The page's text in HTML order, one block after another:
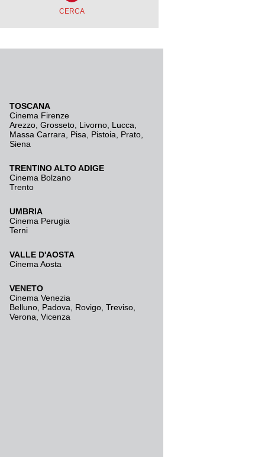
TOSCANA
Cinema Firenze
Arezzo Grosseto Livorno Lucca
Massa Carrara
Pisa Pistoia Prato
Siena
TRENTINO ALTO ADIGE
Cinema Bolzano
Trento
UMBRIA
Cinema Perugia
Terni
VALLE D'AOSTA
Cinema Aosta
VENETO
Cinema Venezia
Belluno Padova Rovigo Treviso
Verona Vicenza